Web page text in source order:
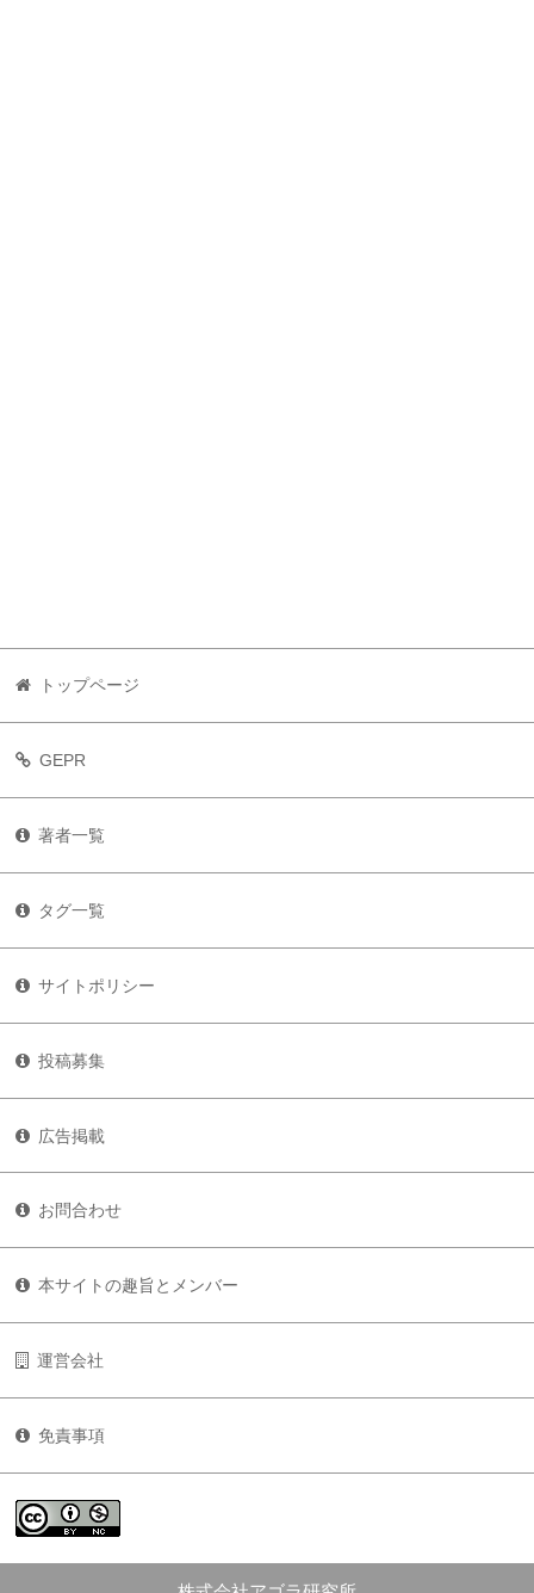
トップページ
GEPR
著者一覧
タグ一覧
サイトポリシー
投稿募集
広告掲載
お問合わせ
本サイトの趣旨とメンバー
運営会社
免責事項